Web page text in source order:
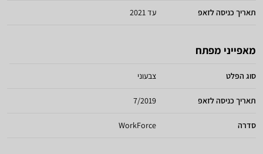
תאריך כניסה לזאפ עד 2021
מאפייני מפתח
סוג הפלט צבעוני
תאריך כניסה לזאפ 7/2019
סדרה WorkForce